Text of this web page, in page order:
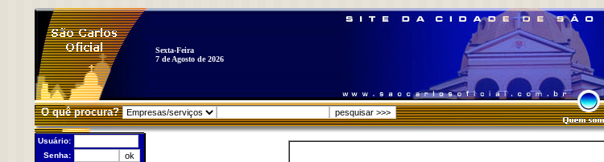
Sexta-Feira
7 de Agosto de 2026
O quê procura?
Usuário:
Senha: